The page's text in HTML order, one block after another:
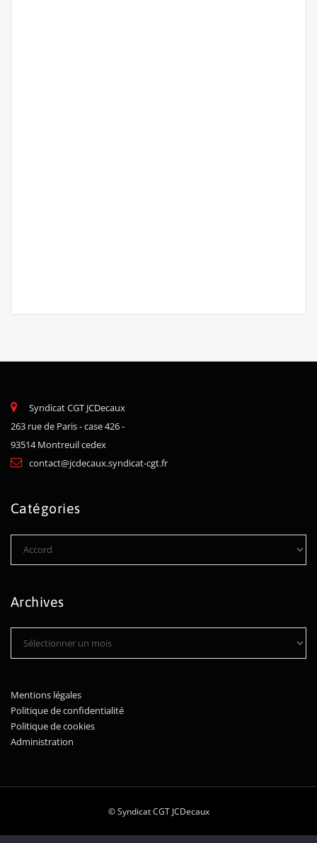
Syndicat CGT JCDecaux
263 rue de Paris - case 426 -
93514 Montreuil cedex
contact@jcdecaux.syndicat-cgt.fr
Catégories
Archives
Mentions légales
Politique de confidentialité
Politique de cookies
Administration
© Syndicat CGT JCDecaux